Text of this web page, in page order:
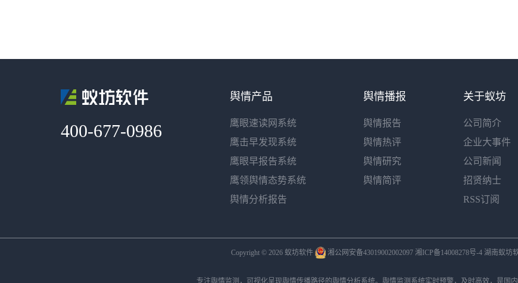
400-677-0986
关于蚁坊
公司简介
企业大事件
公司新闻
招贤纳士
RSS订阅
舆情播报
舆情报告
舆情热评
舆情研究
舆情简评
舆情产品
鹰眼速读网系统
鹰击早发现系统
鹰眼早报告系统
鹰领舆情态势系统
舆情分析报告
Copyright © 2026 蚁坊软件 湘公网安备43019002002097 湘ICP备14008278号-4湖南蚁坊